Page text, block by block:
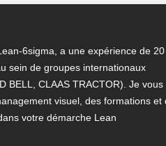
6sigma, a une expérience de 20
sein de groupes internationaux
BELL, CLAAS TRACTOR). Je vous
visuel, des formations et
votre démarche Lean